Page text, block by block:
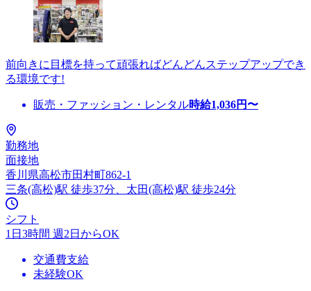
前向きに目標を持って頑張ればどんどんステップアップでき
る環境です!
販売・ファッション・レンタル時給1,036円〜
勤務地
面接地
香川県高松市田村町862-1
三条(高松)駅 徒歩37分、太田(高松)駅 徒歩24分
シフト
1日3時間 週2日からOK
交通費支給
未経験OK